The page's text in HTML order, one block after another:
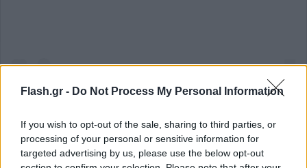
Flash.gr - Do Not Process My Personal Information
If you wish to opt-out of the sale, sharing to third parties, or
processing of your personal or sensitive information for
targeted advertising by us, please use the below opt-out